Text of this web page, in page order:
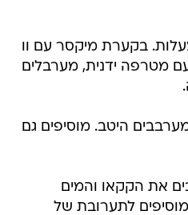
תנור ל-170 מעלות. בקערת מיקסר עם וו
מטרפה ידנית, מערבלים
היטב. מוסיפים גם
את הקקאו והמים
לתערובת של